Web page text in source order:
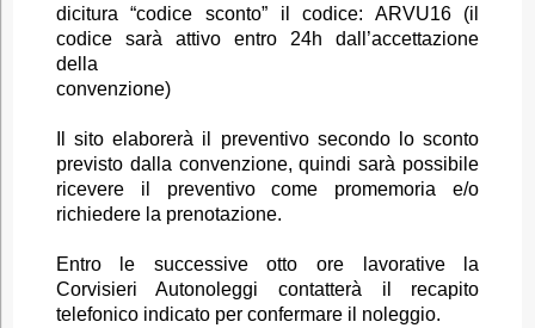
dicitura “codice sconto” il codice: ARVU16 (il
codice sarà attivo entro 24h dall’accettazione
della
convenzione)
Il sito elaborerà il preventivo secondo lo sconto
previsto dalla convenzione, quindi sarà possibile
ricevere il preventivo come promemoria e/o
richiedere la prenotazione.
Entro le successive otto ore lavorative la
Corvisieri Autonoleggi contatterà il recapito
telefonico indicato per confermare il noleggio.